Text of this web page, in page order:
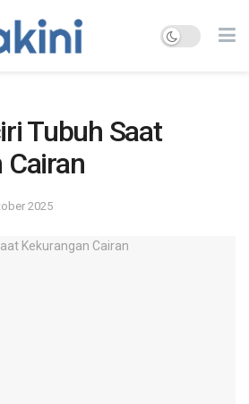
Tubuh Saat
Cairan
2025